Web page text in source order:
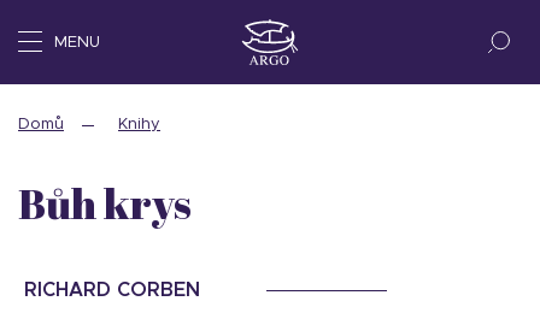
MENU
Domů Knihy
Bůh krys
RICHARD CORBEN